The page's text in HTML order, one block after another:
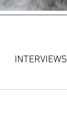
INTERVIEWS